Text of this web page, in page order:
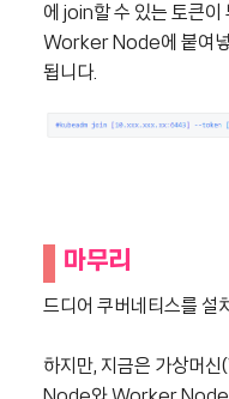
에 join할 수 있는 토큰이
Worker Node에 붙여
됩니다.
마무리
드디어 쿠버네티스를 설
하지만, 지금은 가상